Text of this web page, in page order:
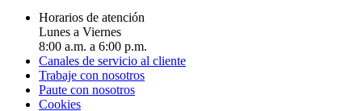
Horarios de atención
Lunes a Viernes
8:00 a.m. a 6:00 p.m.
Canales de servicio al cliente
Trabaje con nosotros
Paute con nosotros
Cookies